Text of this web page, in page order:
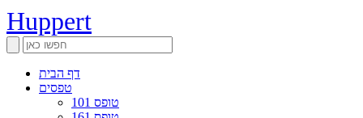
Huppert
דף הבית
טפסים
טופס 101